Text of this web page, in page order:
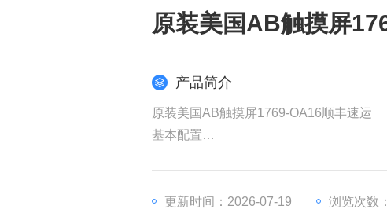
原装美国AB触摸屏
产品简介
原装美国AB触摸屏1769-OA16顺丰速运
​基本配置​
负载兼容性​：支持AC 24-230V或DC 24-
更新时间：2026-07-19 浏览次数